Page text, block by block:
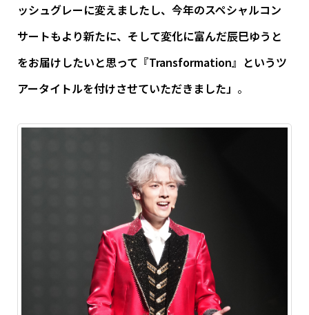
ッシュグレーに変えましたし、今年のスペシャルコン
サートもより新たに、そして変化に富んだ辰巳ゆうと
をお届けしたいと思って『Transformation』というツ
アータイトルを付けさせていただきました」 。